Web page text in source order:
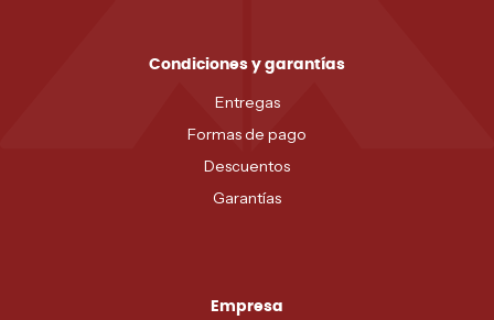
Condiciones y garantías
Entregas
Formas de pago
Descuentos
Garantías
Empresa